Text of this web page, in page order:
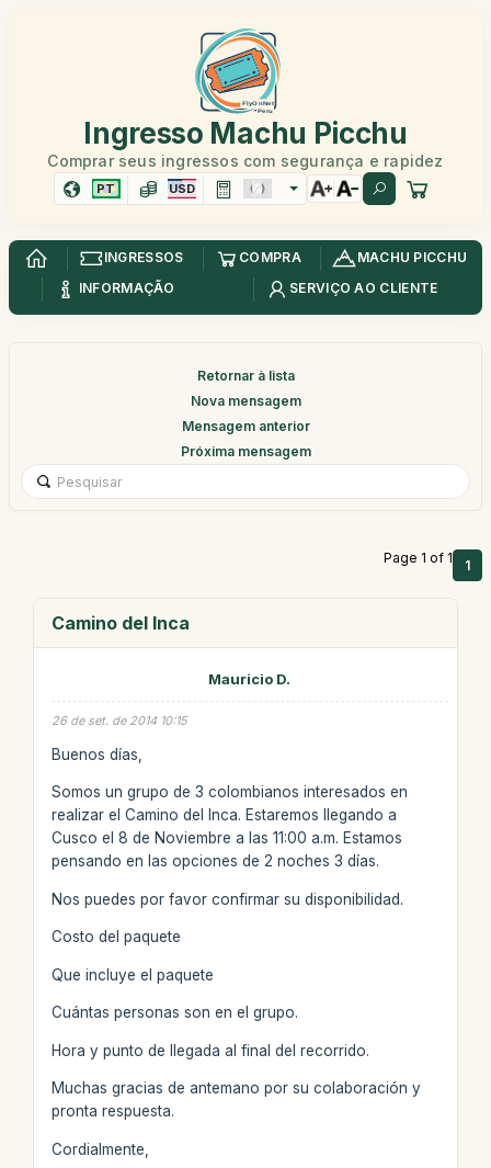
Ingresso Machu Picchu
Comprar seus ingressos com segurança e rapidez
PT USD
INGRESSOS COMPRA
MACHU PICCHU
INFORMAÇÃO
SERVIÇO AO CLIENTE
Retornar à lista
Nova mensagem
Mensagem anterior
Próxima mensagem
Page 1 of 1 1
Camino del Inca
Mauricio D.
26 de set. de 2014 10:15
Buenos días,
Somos un grupo de 3 colombianos interesados en
realizar el Camino del Inca. Estaremos llegando a
Cusco el 8 de Noviembre a las 11:00 a.m. Estamos
pensando en las opciones de 2 noches 3 días.
Nos puedes por favor confirmar su disponibilidad.
Costo del paquete
Que incluye el paquete
Cuántas personas son en el grupo.
Hora y punto de llegada al final del recorrido.
Muchas gracias de antemano por su colaboración y
pronta respuesta.
Cordialmente,